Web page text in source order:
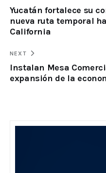
Yucatán fortalece su
nueva ruta temporal
California
NEXT
Instalan Mesa
expansión de la